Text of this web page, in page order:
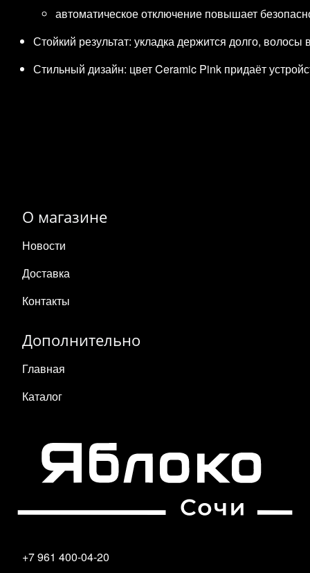
автоматическое отключение повышает
Стойкий результат: укладка держится долго,
Стильный дизайн: цвет Ceramic Pink придаёт
О магазине
Новости
Доставка
Контакты
Дополнительно
Главная
Каталог
+7 961 400-04-20